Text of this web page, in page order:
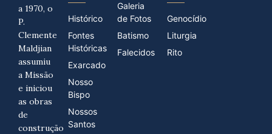
a 1970, o
P.
Clemente
Maldjian
assumiu
a Missão
e iniciou
as obras
de
construção
Histórico
Fontes
Históricas
Exarcado
Nosso
Bispo
Nossos
Santos
Galeria
de Fotos
Batismo
Falecidos
Genocídio
Liturgia
Rito